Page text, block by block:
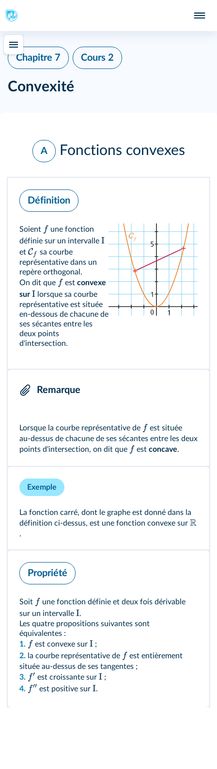
Chapitre 7 Cours 2
Convexité
A Fonctions convexes
Définition
Soient f une fonction
définie sur un intervalle I
et Cf sa courbe
représentative dans un
repère orthogonal.
On dit que f estconvexe
sur I lorsque sa courbe
représentative est située
en‑dessous de chacune de
ses sécantes entre les
deux points
d'intersection.
Remarque
Lorsque la courbe représentative de f est située
au‑dessus de chacune de ses sécantes entre les deux
points d'intersection, on dit que f estconcave.
Exemple
La fonction carré, dont le graphe est donné dans la
définition ci‑dessus, est une fonction convexe sur R
.
Propriété
Soit f une fonction définie et deux fois dérivable
sur un intervalle I.
Les quatre propositions suivantes sont
équivalentes :
1. f est convexe sur I ;
2. la courbe représentative de f est entièrement
située au‑dessus de ses tangentes ;
3. f′ est croissante sur I ;
4. f′′ est positive sur I.